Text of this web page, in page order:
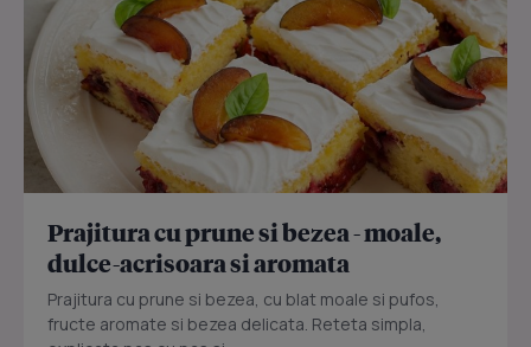
Prajitura cu prune si bezea - moale,
dulce-acrisoara si aromata
Prajitura cu prune si bezea, cu blat moale si pufos,
fructe aromate si bezea delicata. Reteta simpla,